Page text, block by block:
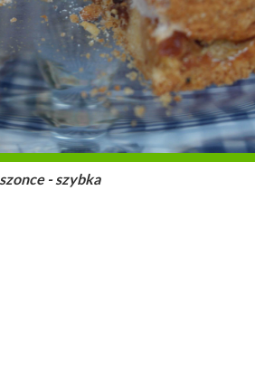
- szybka